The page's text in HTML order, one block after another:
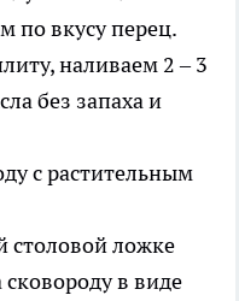
наливаем 2 – 3
без запаха и
столовой ложке
в виде